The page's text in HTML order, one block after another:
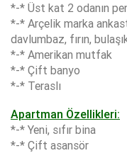
*-* Üst kat 2 odanın
*-* Arçelik marka
davlumbaz, fırın,
*-* Amerikan mutfak
*-* Çift banyo
*-* Teraslı
Apartman Özellikleri:
*-* Yeni, sıfır bina
*-* Çift asansör